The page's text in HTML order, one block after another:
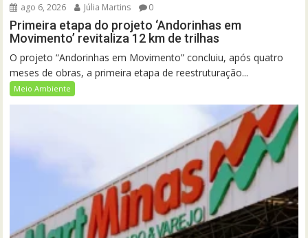
ago 6, 2026 Júlia Martins 0
Primeira etapa do projeto ‘Andorinhas em
Movimento’ revitaliza 12 km de trilhas
O projeto “Andorinhas em Movimento” concluiu, após quatro
meses de obras, a primeira etapa de reestruturação...
Meio Ambiente